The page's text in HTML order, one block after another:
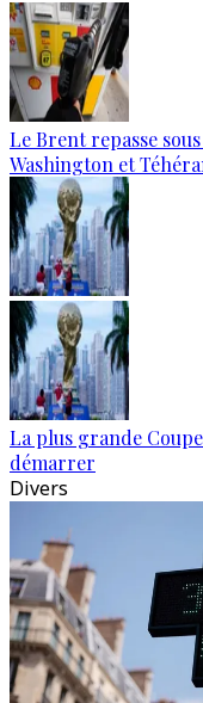
Le Brent repasse
Washington et
La plus grande
démarrer
Divers